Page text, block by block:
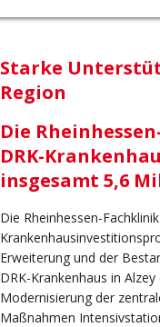
Starke
Region
Die
DRK-
insgesamt 5,6
Die Rheinhessen-
Erweiterung und der
DRK-Krankenhaus in
Modernisierung der
Maßnahmen